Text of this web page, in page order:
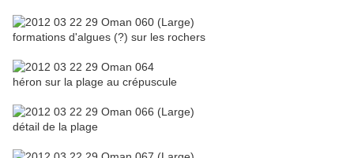
formations d'algues (?) sur les rochers
héron sur la plage au crépuscule
détail de la plage